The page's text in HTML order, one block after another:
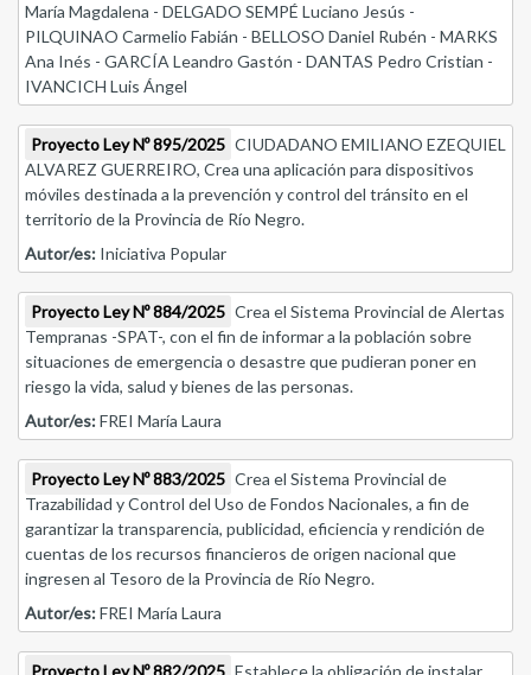
María Magdalena - DELGADO SEMPÉ Luciano Jesús -
PILQUINAO Carmelio Fabián - BELLOSO Daniel Rubén - MARKS
Ana Inés - GARCÍA Leandro Gastón - DANTAS Pedro Cristian -
IVANCICH Luis Ángel
Proyecto Ley Nº 895/2025 CIUDADANO EMILIANO EZEQUIEL
ALVAREZ GUERREIRO, Crea una aplicación para dispositivos
móviles destinada a la prevención y control del tránsito en el
territorio de la Provincia de Río Negro.
Autor/es: Iniciativa Popular
Proyecto Ley Nº 884/2025 Crea el Sistema Provincial de Alertas
Tempranas -SPAT-, con el fin de informar a la población sobre
situaciones de emergencia o desastre que pudieran poner en
riesgo la vida, salud y bienes de las personas.
Autor/es:FREI María Laura
Proyecto Ley Nº 883/2025 Crea el Sistema Provincial de
Trazabilidad y Control del Uso de Fondos Nacionales, a fin de
garantizar la transparencia, publicidad, eficiencia y rendición de
cuentas de los recursos financieros de origen nacional que
ingresen al Tesoro de la Provincia de Río Negro.
Autor/es:FREI María Laura